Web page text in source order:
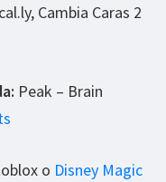
Cambia Caras 2
Peak – Brain
o Disney Magic